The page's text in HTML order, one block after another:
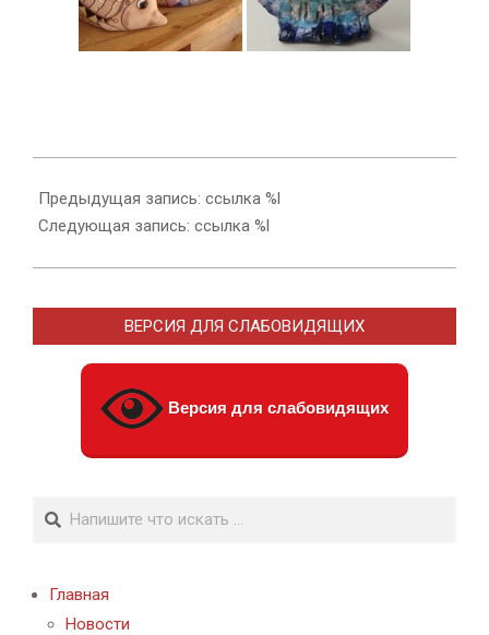
01-
22
Предыдущая запись: ссылка %l
Следующая запись: ссылка %l
ВЕРСИЯ ДЛЯ СЛАБОВИДЯЩИХ
Версия для слабовидящих
Поиск
Главная
Новости